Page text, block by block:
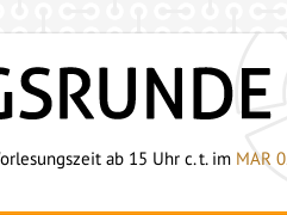
ab 15 Uhr c. t. im MAR